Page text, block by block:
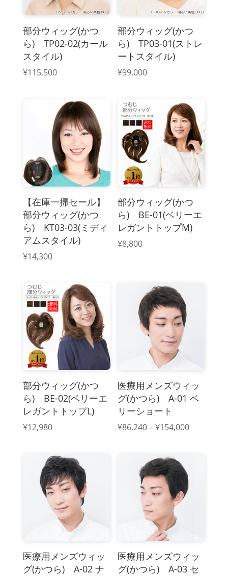
部分ウィッグ(かつ
ら) TP02-02(カール
スタイル)
¥115,500
部分ウィッグ(かつ
ら) TP03-01(ストレ
ートスタイル)
¥99,000
【在庫一掃セール】
部分ウィッグ(かつ
ら) KT03-03(ミディ
アムスタイル)
¥14,300
部分ウィッグ(かつ
ら) BE-01(ベリーエ
レガントトップM)
¥8,800
部分ウィッグ(かつ
ら) BE-02(ベリーエ
レガントトップL)
¥12,980
医療用メンズウィッ
グ(かつら) A-01 ベ
リーショート
¥86,240–¥154,000価
医療用メンズウィッ
グ(かつら) A-02 ナ
医療用メンズウィッ
グ(かつら) A-03 セ